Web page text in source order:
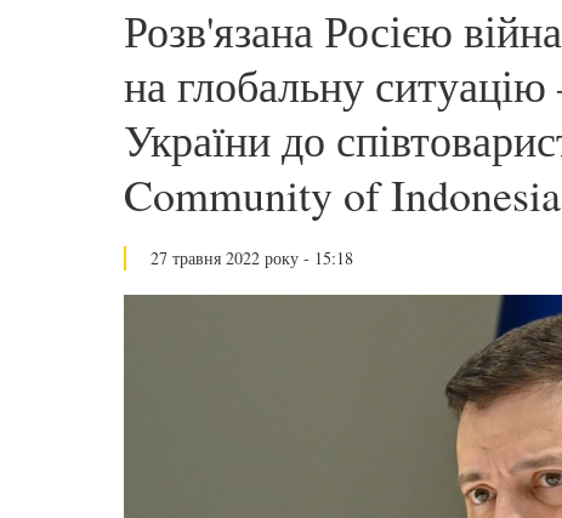
Розв'язана Росією
на глобальну
України до
Community of
27 травня 2022 року - 15:18